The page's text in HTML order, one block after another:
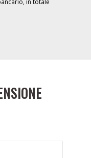
in totale